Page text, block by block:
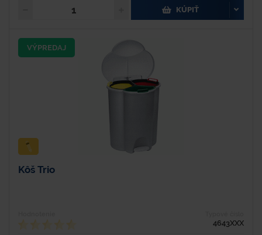
KÚPIŤ
VÝPREDAJ
Kôš Trio
4643XXX